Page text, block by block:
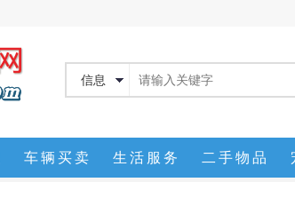
信息
车辆买卖 生活服务 二手物品